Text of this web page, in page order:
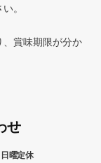
。
、賞味期限が分か
せ
曜定休